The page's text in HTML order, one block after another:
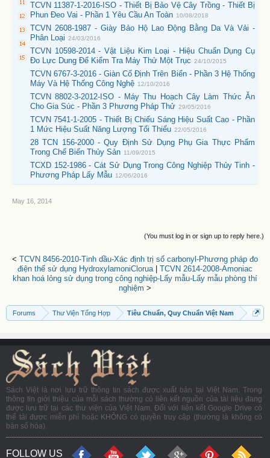
TCVN 11387-1-2016-ISO - Thiết Bị Bảo Vệ Cây Trồng - Thiết Bị
Phun Đeo Vai - Phần 1 Yêu Cầu An Toàn 10/08/2018
TCVN 2608-1987 - Giày Bảo Hộ Lao Động Bằng Da Và Vải -
Phân Loại 24/03/2016
TCVN 10598-2014 - Vật Liệu Kim Loại - Hiệu Chuẩn Dụng Cụ
Đo Lực Dung Để Kiểm Tra Máy Thử Một Trục 24/10/2015
TCVN 6767-3-2016 - Giàn Cố Định Trên Biển - Phần 3 Hệ Thống
Máy Và Hệ Thống Công Nghệ 12/10/2016
TCVN 8802-3-2012-ISO - Máy Thu Hoạch Cây Làm Thức Ăn
Cho Gia Súc - Phần 3 Phương Pháp Thử 29/05/2016
TCVN 7541-1-2005 - Thiết Bị Chiếu Sáng Hiệu Suất Cao - Phần
1 Mức Hiệu Suất Năng Lượng Tối Thiểu 22/05/2016
28 TCN 156-2000 - Quy Định Sử Dụng Phụ Gia Thực Phẩm
Trong Chế Biến Thủy Sản 11/09/2015
TCXD 152-1986 - Cát Sử Dụng Trong Công Nghiệp Thủy Tinh -
Phương Pháp Lấy Mẫu 12/06/2016
May 16, 2014
(You must log in or sign up to reply here.)
< TCVN 8456-2010-Tinh dầu-Xác định trị số carbonyl-Phương pháp đo
điện thế sử dụng HydroxylamoniClorua| TCVN 2614-2008-Amoniac
khan hoá lỏng sử dụng trong công nghiệp-Lấy mẫu-Lấy mẫu phòng thí
nghiệm >
Forums Thư Viện Tổng Hợp Tiêu Chuẩn, Quy Chuẩn Việt Nam
Sách Việt là nơi lưu trữ thông tin sách được xuất bản tại Việt Nam. Trong
thông tin giới thiệu của mỗi sách thường có liên kết nguồn của tài liệu đang
được lưu trữ tại các thư viện của Việt Nam. Đối với liên kết Google Drive có
thể tải được miễn phí hoặc KHÔNG có quyền truy cập (thường là không có
bản số hóa).
FOLLOW US